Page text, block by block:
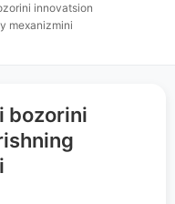
innovatsion
mexanizmini
bozorini